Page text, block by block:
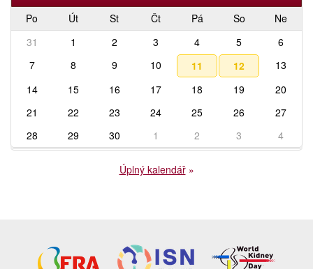
Po
Út St Čt Pá So
Ne
31
1 2 3 4 5
6
7
8 9 10 11 12
13
14
15 16 17 18 19
20
21
22 23 24 25 26
27
28
29 30 1 2 3 4
Úplný kalendář»